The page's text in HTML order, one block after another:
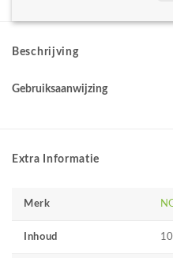
Beschrijving
Gebruiksaanwijzing
Extra Informatie
Merk
Inhoud